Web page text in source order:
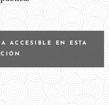
ACCESIBLE EN ESTA